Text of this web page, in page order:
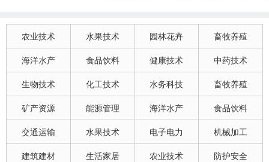
农业技术 水果技术 园林花卉 畜牧养殖
海洋水产 食品饮料 健康技术 中药技术
生物技术 化工技术 水务科技 畜牧养殖
矿产资源 能源管理 海洋水产 食品饮料
交通运输 水果技术 电子电力 机械加工
建筑建材 生活家居 农业技术 防护安全